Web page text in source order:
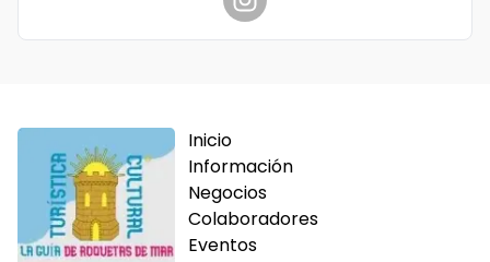
Inicio
Información
Negocios
Colaboradores
Eventos